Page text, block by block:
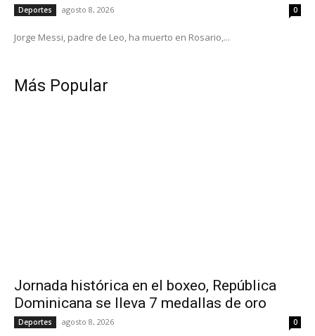
Deportes agosto 8, 2026 0
Jorge Messi, padre de Leo, ha muerto en Rosario,...
Más Popular
Jornada histórica en el boxeo, República
Dominicana se lleva 7 medallas de oro
Deportes agosto 8, 2026 0